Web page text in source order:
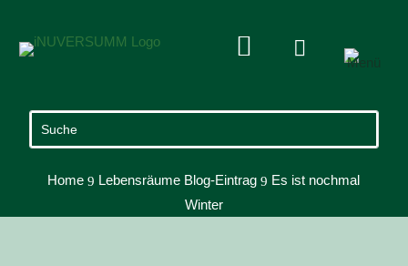
 
Home 9 Lebensräume Blog-Eintrag 9 Es ist nochmal
Winter